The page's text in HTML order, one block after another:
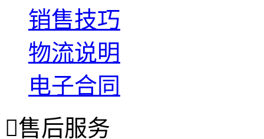
销售技巧
物流说明
电子合同
售后服务